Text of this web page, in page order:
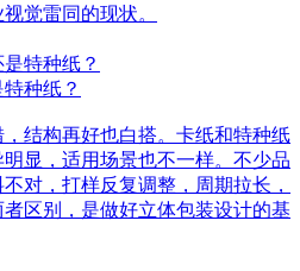
觉雷同的现状。
种纸？
结构再好也白搭。卡纸和特种纸
显，适用场景也不一样。不少品
对，打样反复调整，周期拉长，
区别，是做好立体包装设计的基